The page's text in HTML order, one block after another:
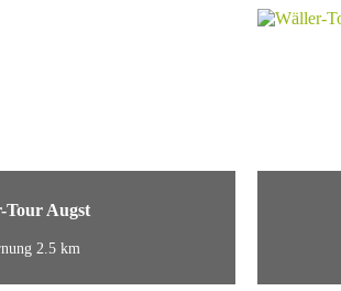
Tour Augst
2.5 km